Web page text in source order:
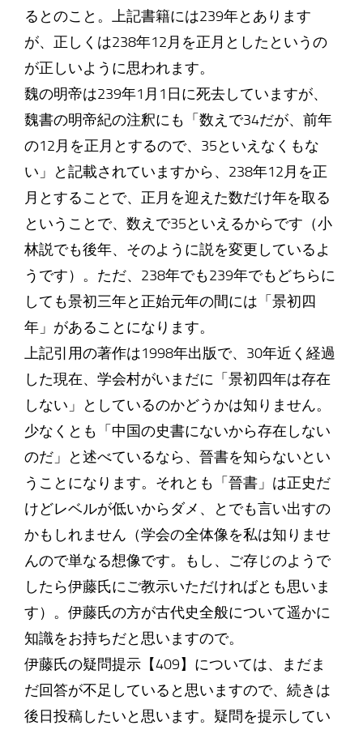
るとのこと。上記書籍には239年とあります
が、正しくは238年12月を正月としたというの
が正しいように思われます。
魏の明帝は239年1月1日に死去していますが、
魏書の明帝紀の注釈にも「数えで34だが、前年
の12月を正月とするので、35といえなくもな
い」と記載されていますから、238年12月を正
月とすることで、正月を迎えた数だけ年を取る
ということで、数えで35といえるからです（小
林説でも後年、そのように説を変更しているよ
うです）。ただ、238年でも239年でもどちらに
しても景初三年と正始元年の間には「景初四
年」があることになります。
上記引用の著作は1998年出版で、30年近く経過
した現在、学会村がいまだに「景初四年は存在
しない」としているのかどうかは知りません。
少なくとも「中国の史書にないから存在しない
のだ」と述べているなら、晉書を知らないとい
うことになります。それとも「晉書」は正史だ
けどレベルが低いからダメ、とでも言い出すの
かもしれません（学会の全体像を私は知りませ
んので単なる想像です。もし、ご存じのようで
したら伊藤氏にご教示いただければとも思いま
す）。伊藤氏の方が古代史全般について遥かに
知識をお持ちだと思いますので。
伊藤氏の疑問提示【409】については、まだま
だ回答が不足していると思いますので、続きは
後日投稿したいと思います。疑問を提示してい